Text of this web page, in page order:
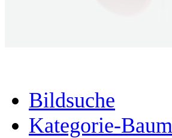
Bildsuche
Kategorie-Baum